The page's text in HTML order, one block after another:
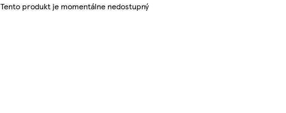
Tento produkt je momentálne nedostupný